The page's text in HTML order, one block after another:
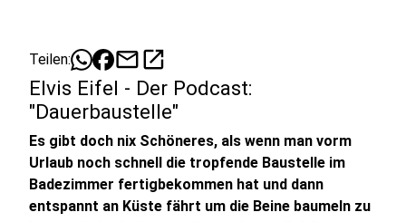
Teilen: mailopen_in_new
Elvis Eifel - Der Podcast:
"Dauerbaustelle"
Es gibt doch nix Schöneres, als wenn man vorm
Urlaub noch schnell die tropfende Baustelle im
Badezimmer fertigbekommen hat und dann
entspannt an Küste fährt um die Beine baumeln zu